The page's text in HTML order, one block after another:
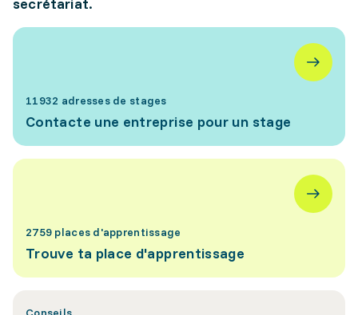
secrétariat.
11932 adresses de stages
Contacte une entreprise pour un stage
2759 places d'apprentissage
Trouve ta place d'apprentissage